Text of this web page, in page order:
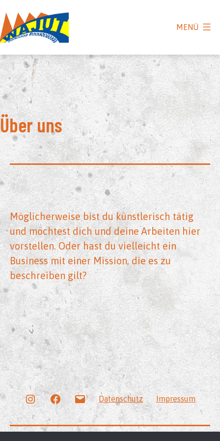
Inhalt
springen
MENÜ
Über uns
Möglicherweise bist du künstlerisch tätig
und möchtest dich und deine Arbeiten hier
vorstellen. Oder hast du vielleicht ein
Business mit einer Mission, die es zu
beschreiben gilt?
InstagramFacebook
E-
Mail
Datenschutz Impressum